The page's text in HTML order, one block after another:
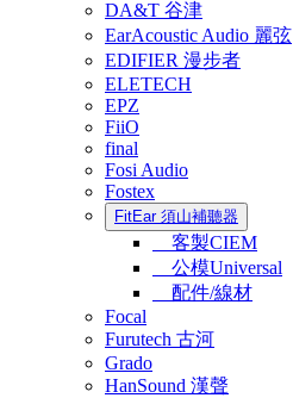
DA&T 谷津
EarAcoustic Audio 麗弦
EDIFIER 漫步者
ELETECH
EPZ
FiiO
final
Fosi Audio
Fostex
FitEar 須山補聽器
客製CIEM
公模Universal
配件/線材
Focal
Furutech 古河
Grado
HanSound 漢聲